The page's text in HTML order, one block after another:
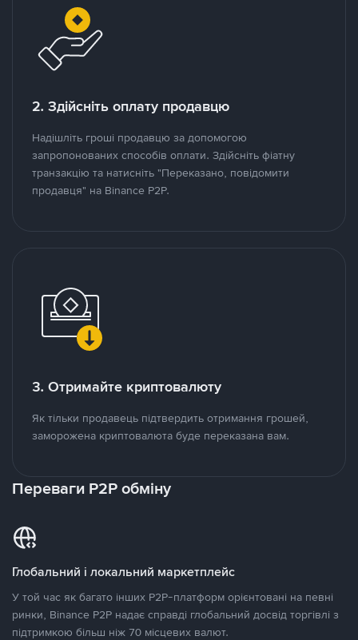
2. Здійсніть оплату продавцю
Надішліть гроші продавцю за допомогою
запропонованих способів оплати. Здійсніть фіатну
транзакцію та натисніть "Переказано, повідомити
продавця" на Binance P2P.
3. Отримайте криптовалюту
Як тільки продавець підтвердить отримання грошей,
заморожена криптовалюта буде переказана вам.
Переваги P2P обміну
Глобальний і локальний маркетплейс
У той час як багато інших P2P-платформ орієнтовані на певні
ринки, Binance P2P надає справді глобальний досвід торгівлі з
підтримкою більш ніж 70 місцевих валют.